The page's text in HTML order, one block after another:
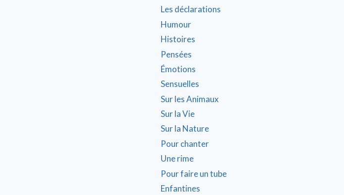
Les déclarations
Humour
Histoires
Pensées
Émotions
Sensuelles
Sur les Animaux
Sur la Vie
Sur la Nature
Pour chanter
Une rime
Pour faire un tube
Enfantines